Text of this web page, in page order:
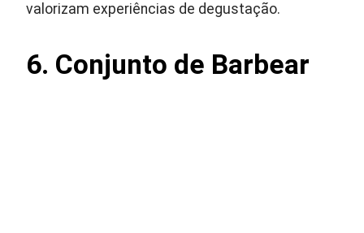
valorizam experiências de degustação.
6. Conjunto de Barbear